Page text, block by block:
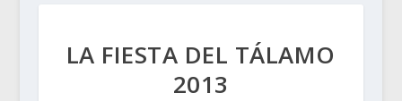
LA FIESTA DEL TÁLAMO
2013